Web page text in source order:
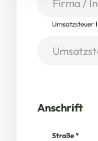
Umsatzsteuer
Anschrift
Straße*